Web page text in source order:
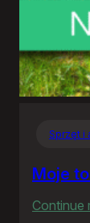
Sprzęt i
Moje
Continue